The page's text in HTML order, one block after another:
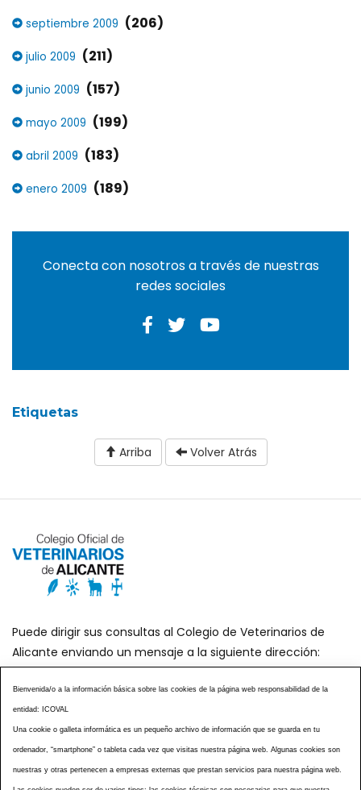
septiembre 2009 (206)
julio 2009 (211)
junio 2009 (157)
mayo 2009 (199)
abril 2009 (183)
enero 2009 (189)
Conecta con nosotros a través de nuestras
redes sociales
Etiquetas
Arriba Volver Atrás
Puede dirigir sus consultas al Colegio de Veterinarios de
Alicante enviando un mensaje a la siguiente dirección:
secretaria@icoval.org
¿SABÍAS QUÉ?
CENTROS VETERINARIOS
TABLÓN ANUNCIOS
CURSOS Y EVENTOS
TÉRMINOS Y CONDICIONES
Bienvenida/o a la información básica sobre las cookies de la página web responsabilidad de la
entidad: ICOVAL
Una cookie o galleta informática es un pequeño archivo de información que se guarda en tu
ordenador, “smartphone” o tableta cada vez que visitas nuestra página web. Algunas cookies son
nuestras y otras pertenecen a empresas externas que prestan servicios para nuestra página web.